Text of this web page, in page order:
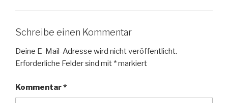
Schreibe einen Kommentar
Deine E-Mail-Adresse wird nicht veröffentlicht.
Erforderliche Felder sind mit *markiert
Kommentar*